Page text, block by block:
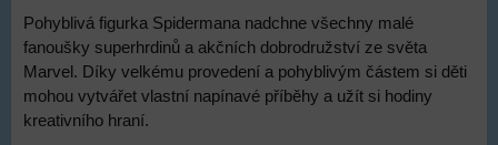
Pohyblivá figurka Spidermana nadchne všechny malé
fanoušky superhrdinů a akčních dobrodružství ze světa
Marvel. Díky velkému provedení a pohyblivým částem si děti
mohou vytvářet vlastní napínavé příběhy a užít si hodiny
kreativního hraní.